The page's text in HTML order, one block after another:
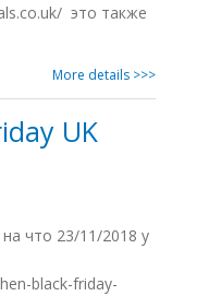
это также
More details >>>
UK
что 23/11/2018 у
black-friday-